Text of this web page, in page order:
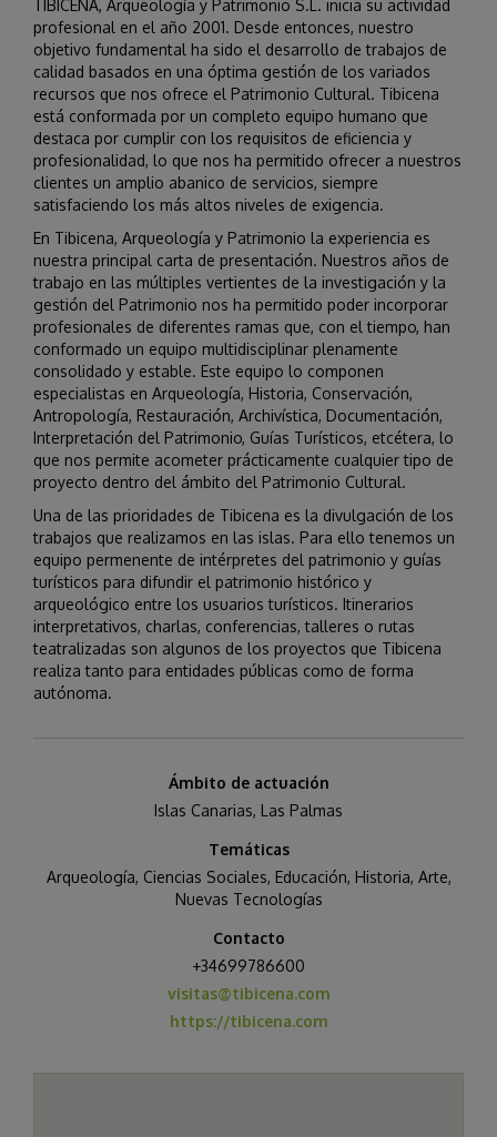
TIBICENA, Arqueología y Patrimonio S.L. inicia su actividad
profesional en el año 2001. Desde entonces, nuestro
objetivo fundamental ha sido el desarrollo de trabajos de
calidad basados en una óptima gestión de los variados
recursos que nos ofrece el Patrimonio Cultural. Tibicena
está conformada por un completo equipo humano que
destaca por cumplir con los requisitos de eficiencia y
profesionalidad, lo que nos ha permitido ofrecer a nuestros
clientes un amplio abanico de servicios, siempre
satisfaciendo los más altos niveles de exigencia.
En Tibicena, Arqueología y Patrimonio la experiencia es
nuestra principal carta de presentación. Nuestros años de
trabajo en las múltiples vertientes de la investigación y la
gestión del Patrimonio nos ha permitido poder incorporar
profesionales de diferentes ramas que, con el tiempo, han
conformado un equipo multidisciplinar plenamente
consolidado y estable. Este equipo lo componen
especialistas en Arqueología, Historia, Conservación,
Antropología, Restauración, Archivística, Documentación,
Interpretación del Patrimonio, Guías Turísticos, etcétera, lo
que nos permite acometer prácticamente cualquier tipo de
proyecto dentro del ámbito del Patrimonio Cultural.
Una de las prioridades de Tibicena es la divulgación de los
trabajos que realizamos en las islas. Para ello tenemos un
equipo permenente de intérpretes del patrimonio y guías
turísticos para difundir el patrimonio histórico y
arqueológico entre los usuarios turísticos. Itinerarios
interpretativos, charlas, conferencias, talleres o rutas
teatralizadas son algunos de los proyectos que Tibicena
realiza tanto para entidades públicas como de forma
autónoma.
Ámbito de actuación
Islas Canarias, Las Palmas
Temáticas
Arqueología, Ciencias Sociales, Educación, Historia, Arte,
Nuevas Tecnologías
Contacto
+34699786600
visitas@tibicena.com
https://tibicena.com